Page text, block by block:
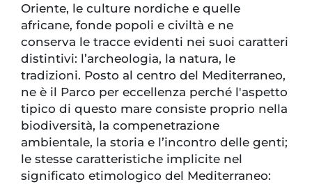
Oriente, le culture nordiche e quelle
africane, fonde popoli e civiltà e ne
conserva le tracce evidenti nei suoi caratteri
distintivi: l’archeologia, la natura, le
tradizioni. Posto al centro del Mediterraneo,
ne è il Parco per eccellenza perché l'aspetto
tipico di questo mare consiste proprio nella
biodiversità, la compenetrazione
ambientale, la storia e l’incontro delle genti;
le stesse caratteristiche implicite nel
significato etimologico del Mediterraneo: